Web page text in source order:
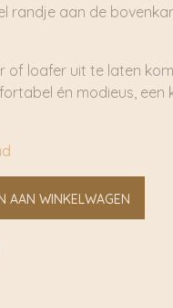
randje aan de
of loafer uit te laten
én modieus, een
AAN WINKELWAGEN